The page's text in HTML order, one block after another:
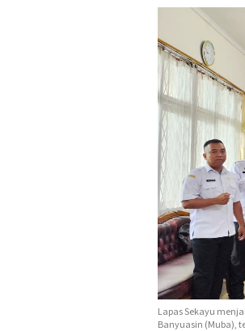
Lapas Sekayu
Banyuasin (Muba),